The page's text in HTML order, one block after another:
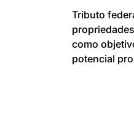
Tributo
como
potencial